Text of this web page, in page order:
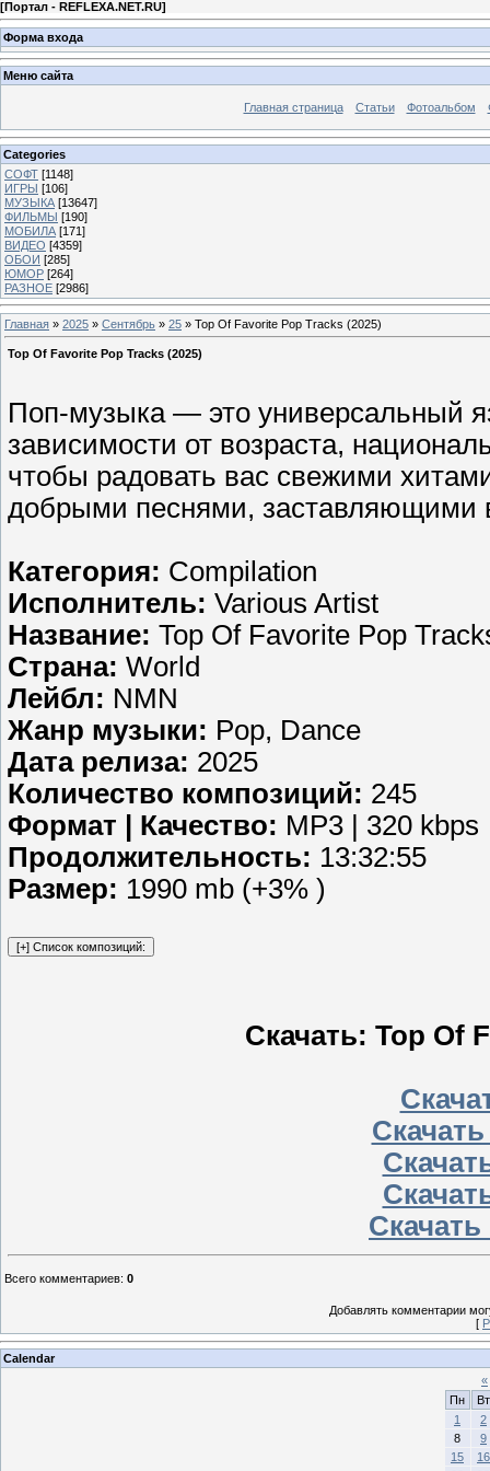
[Портал - REFLEXA.NET.RU]
Форма входа
Меню сайта
Главная страница Статьи Фотоальбом
Categories
СОФТ [1148]
ИГРЫ [106]
МУЗЫКА [13647]
ФИЛЬМЫ [190]
МОБИЛА [171]
ВИДЕО [4359]
ОБОИ [285]
ЮМОР [264]
РАЗНОЕ [2986]
Главная » 2025 » Сентябрь » 25 » Top Of Favorite Pop Tracks (2025)
Top Of Favorite Pop Tracks (2025)
Поп-музыка — это универсальный
зависимости от возраста,
чтобы радовать вас свежими
добрыми песнями, заставляющими
Категория: Compilation
Исполнитель: Various Artist
Название: Top Of Favorite Pop
Страна: World
Лейбл: NMN
Жанр музыки: Pop, Dance
Дата релиза: 2025
Количество композиций: 245
Формат | Качество: MP3 | 320 kbps
Продолжительность: 13:32:55
Размер: 1990 mb (+3% )
Скачать: Top Of
Всего комментариев: 0
Добавлять комментарии
[
Calendar
«
Пн
Вт
1
2
8
9
15
16